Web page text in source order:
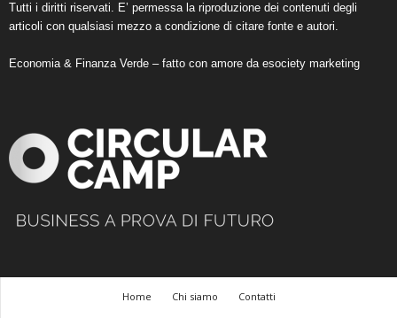
Tutti i diritti riservati. E’ permessa la riproduzione dei contenuti degli
articoli con qualsiasi mezzo a condizione di citare fonte e autori.
Economia & Finanza Verde – fatto con amore da esociety marketing
Home Chi siamo
Contatti